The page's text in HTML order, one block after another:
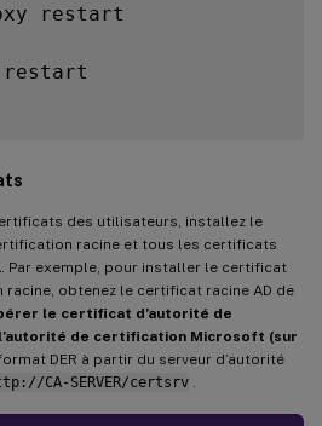
restart
restart
des utilisateurs, installez le
racine et tous les certificats
Par exemple, pour installer le certificat
obtenez le certificat racine AD de
le certificat d’autorité de
de certification Microsoft (sur
DER à partir du serveur d’autorité
CA-SERVER/certsrv